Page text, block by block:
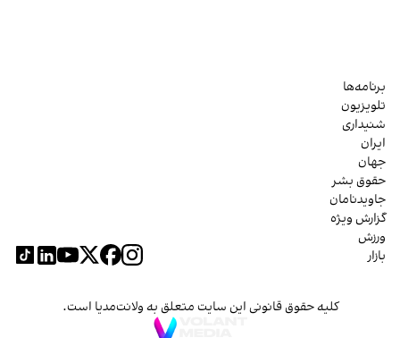
برنامه‌ها
تلویزیون
شنیداری
ایران
جهان
حقوق بشر
جاویدنامان
گزارش ویژه
ورزش
بازار
کلیه حقوق قانونی این سایت متعلق به ولانت‌مدیا است.